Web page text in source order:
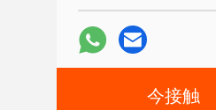
今接触